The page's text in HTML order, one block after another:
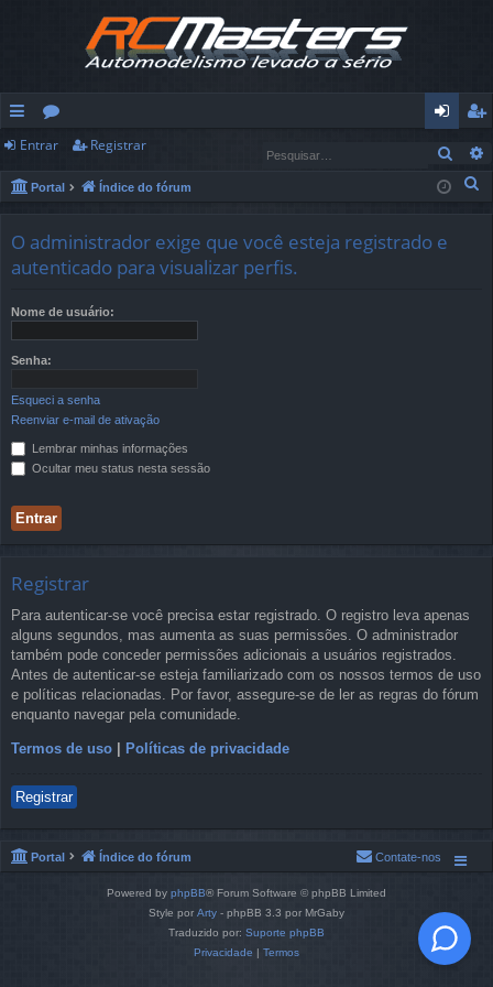
in
ks
pi
os
ór
u
nt
ra
eg
ist
Entrar Registrar
Portal Índice do fórum
O administrador exige que você esteja registrado e
autenticado para visualizar perfis.
Nome de usuário:
Senha:
Esqueci a senha
Reenviar e-mail de ativação
Lembrar minhas informações
Ocultar meu status nesta sessão
Registrar
Para autenticar-se você precisa estar registrado. O registro leva apenas
alguns segundos, mas aumenta as suas permissões. O administrador
também pode conceder permissões adicionais a usuários registrados.
Antes de autenticar-se esteja familiarizado com os nossos termos de uso
e políticas relacionadas. Por favor, assegure-se de ler as regras do fórum
enquanto navegar pela comunidade.
Termos de uso | Políticas de privacidade
Registrar
Portal Índice do fórum Contate-nos
Powered by phpBB® Forum Software © phpBB Limited
Style por Arty - phpBB 3.3 por MrGaby
Traduzido por: Suporte phpBB
Privacidade | Termos